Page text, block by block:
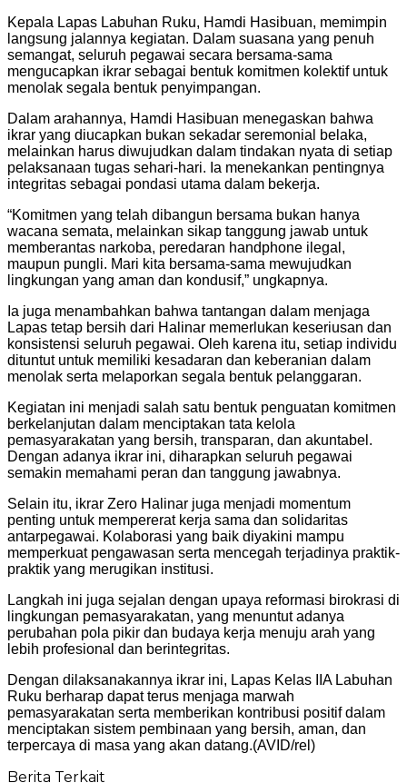
Kepala Lapas Labuhan Ruku, Hamdi Hasibuan, memimpin
langsung jalannya kegiatan. Dalam suasana yang penuh
semangat, seluruh pegawai secara bersama-sama
mengucapkan ikrar sebagai bentuk komitmen kolektif untuk
menolak segala bentuk penyimpangan.
Dalam arahannya, Hamdi Hasibuan menegaskan bahwa
ikrar yang diucapkan bukan sekadar seremonial belaka,
melainkan harus diwujudkan dalam tindakan nyata di setiap
pelaksanaan tugas sehari-hari. Ia menekankan pentingnya
integritas sebagai pondasi utama dalam bekerja.
“Komitmen yang telah dibangun bersama bukan hanya
wacana semata, melainkan sikap tanggung jawab untuk
memberantas narkoba, peredaran handphone ilegal,
maupun pungli. Mari kita bersama-sama mewujudkan
lingkungan yang aman dan kondusif,” ungkapnya.
Ia juga menambahkan bahwa tantangan dalam menjaga
Lapas tetap bersih dari Halinar memerlukan keseriusan dan
konsistensi seluruh pegawai. Oleh karena itu, setiap individu
dituntut untuk memiliki kesadaran dan keberanian dalam
menolak serta melaporkan segala bentuk pelanggaran.
Kegiatan ini menjadi salah satu bentuk penguatan komitmen
berkelanjutan dalam menciptakan tata kelola
pemasyarakatan yang bersih, transparan, dan akuntabel.
Dengan adanya ikrar ini, diharapkan seluruh pegawai
semakin memahami peran dan tanggung jawabnya.
Selain itu, ikrar Zero Halinar juga menjadi momentum
penting untuk mempererat kerja sama dan solidaritas
antarpegawai. Kolaborasi yang baik diyakini mampu
memperkuat pengawasan serta mencegah terjadinya praktik-
praktik yang merugikan institusi.
Langkah ini juga sejalan dengan upaya reformasi birokrasi di
lingkungan pemasyarakatan, yang menuntut adanya
perubahan pola pikir dan budaya kerja menuju arah yang
lebih profesional dan berintegritas.
Dengan dilaksanakannya ikrar ini, Lapas Kelas IIA Labuhan
Ruku berharap dapat terus menjaga marwah
pemasyarakatan serta memberikan kontribusi positif dalam
menciptakan sistem pembinaan yang bersih, aman, dan
terpercaya di masa yang akan datang.(AVID/rel)
Berita Terkait